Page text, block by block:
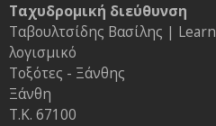
Ταχυδρομική διεύθυνση
Ταβουλτσίδης Βασίλης |
λογισμικό
Τοξότες - Ξάνθης
Ξάνθη
Τ.Κ. 67100